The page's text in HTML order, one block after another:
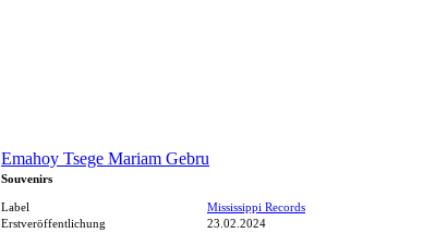
Emahoy Tsege Mariam Gebru
Souvenirs
Label
Mississippi Records
Erstveröffentlichung
23.02.2024